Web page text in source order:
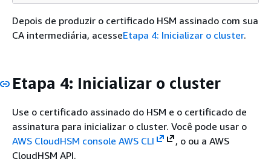
Depois de produzir o certificado HSM assinado com sua
CA intermediária, acesseEtapa 4: Inicializar o cluster.
Etapa 4: Inicializar o cluster
Use o certificado assinado do HSM e o certificado de
assinatura para inicializar o cluster. Você pode usar o
AWS CloudHSM console AWS CLI
, o ou a AWS
CloudHSM API.